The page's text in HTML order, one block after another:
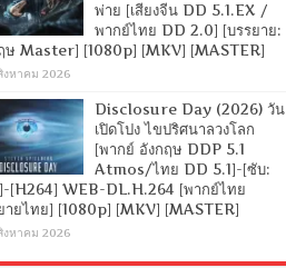
พ่าย [เสียงจีน DD 5.1.EX /
พากย์ไทย DD 2.0] [บรรยาย:
ษ Master] [1080p] [MKV] [MASTER]
งหาคม 2026
Disclosure Day (2026) วัน
เปิดโปง ไขปริศนาลวงโลก
[พากย์ อังกฤษ DDP 5.1
Atmos/ไทย DD 5.1]-[ซับ:
[H264] WEB-DL.H.264 [พากย์ไทย
ายไทย] [1080p] [MKV] [MASTER]
งหาคม 2026